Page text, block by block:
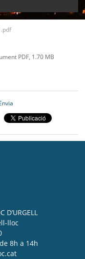
PDF, 1.70 MB
D’URGELL
lloc
8h a 14h